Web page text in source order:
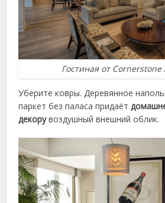
Гостиная от
Уберите ковры. Деревянное
паркет без паласа придаёт
декорувоздушный внешний облик.